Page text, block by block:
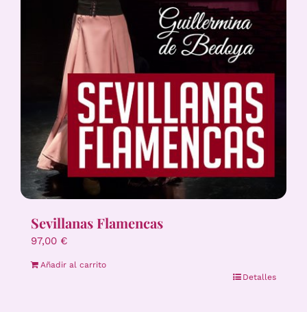
Sevillanas Flamencas
97,00 €
Añadir al carrito
Detalles